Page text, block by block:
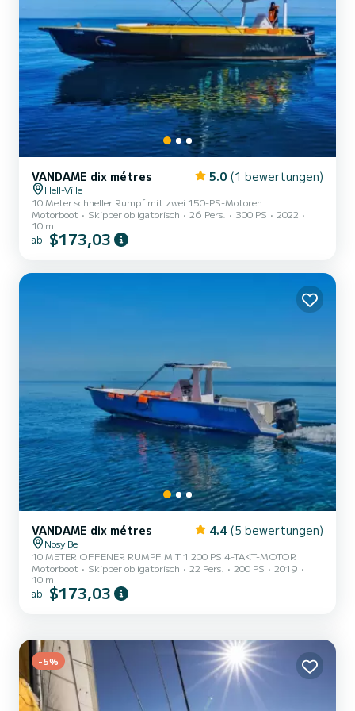
VANDAME dix métres 5.0 (1 bewertungen)
Hell-Ville
10 Meter schneller Rumpf mit zwei 150-PS-Motoren
Motorboot
Skipper obligatorisch 26 Pers. 300 PS
2022
10 m
ab $173,03
VANDAME dix métres 4.4 (5 bewertungen)
Nosy Be
10 METER OFFENER RUMPF MIT 1 200 PS 4-TAKT-MOTOR
Motorboot
Skipper obligatorisch 22 Pers. 200 PS
2019
10 m
ab $173,03
-5%